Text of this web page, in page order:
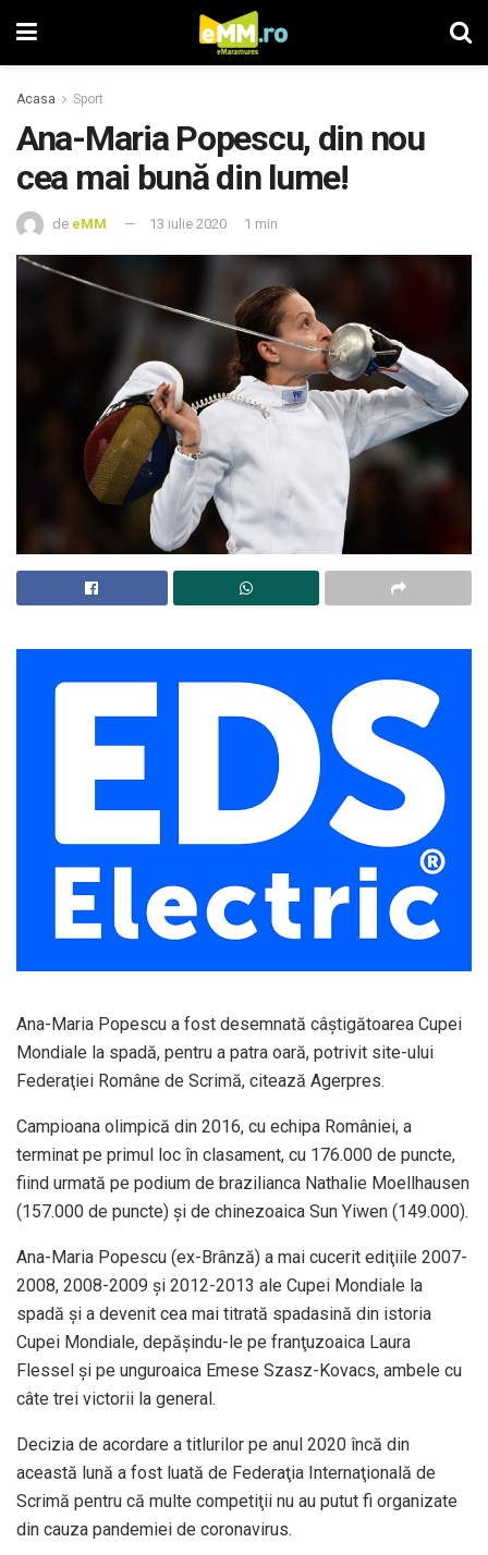
Acasa Sport
Ana-Maria Popescu, din nou
cea mai bună din lume!
de eMM 13 iulie 2020 1 min
Ana-Maria Popescu a fost desemnată câştigătoarea Cupei
Mondiale la spadă, pentru a patra oară, potrivit site-ului
Federaţiei Române de Scrimă, citează Agerpres.
Campioana olimpică din 2016, cu echipa României, a
terminat pe primul loc în clasament, cu 176.000 de puncte,
fiind urmată pe podium de brazilianca Nathalie Moellhausen
(157.000 de puncte) şi de chinezoaica Sun Yiwen (149.000).
Ana-Maria Popescu (ex-Brânză) a mai cucerit ediţiile 2007-
2008, 2008-2009 şi 2012-2013 ale Cupei Mondiale la
spadă şi a devenit cea mai titrată spadasină din istoria
Cupei Mondiale, depăşindu-le pe franţuzoaica Laura
Flessel şi pe unguroaica Emese Szasz-Kovacs, ambele cu
câte trei victorii la general.
Decizia de acordare a titlurilor pe anul 2020 încă din
această lună a fost luată de Federaţia Internaţională de
Scrimă pentru că multe competiţii nu au putut fi organizate
din cauza pandemiei de coronavirus.